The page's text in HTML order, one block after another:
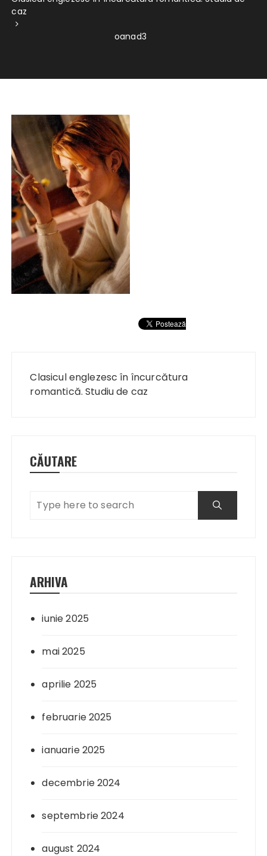
caz
oanad3
articole
Clasicul englezesc în încurcătura
romantică. Studiu de caz
CĂUTARE
ARHIVA
iunie 2025
mai 2025
aprilie 2025
februarie 2025
ianuarie 2025
decembrie 2024
septembrie 2024
august 2024